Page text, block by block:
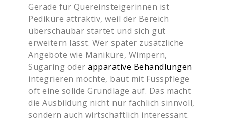
Gerade für Quereinsteigerinnen ist
Pediküre attraktiv, weil der Bereich
überschaubar startet und sich gut
erweitern lässt. Wer später zusätzliche
Angebote wie Maniküre, Wimpern,
Sugaring oder apparative Behandlungen
integrieren möchte, baut mit Fusspflege
oft eine solide Grundlage auf. Das macht
die Ausbildung nicht nur fachlich sinnvoll,
sondern auch wirtschaftlich interessant.